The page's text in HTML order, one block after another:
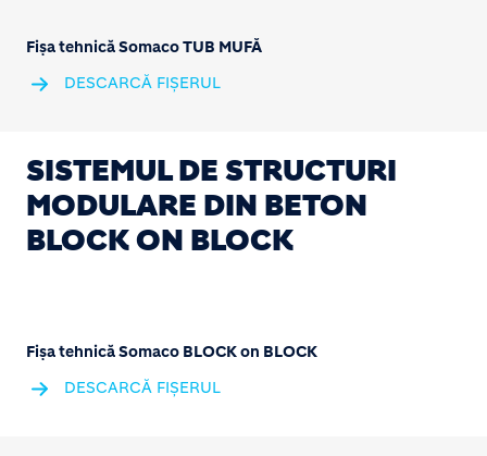
Fișa tehnică Somaco TUB MUFĂ
DESCARCĂ FIȘERUL
SISTEMUL DE STRUCTURI
MODULARE DIN BETON
BLOCK ON BLOCK
Fișa tehnică Somaco BLOCK on BLOCK
DESCARCĂ FIȘERUL